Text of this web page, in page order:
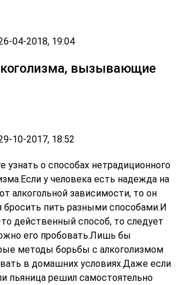
04-2018, 19:04
вызывающие
10-2017, 18:52
о способах нетрадиционного
у человека есть надежда на
алкогольной зависимости, то он
пить разными способами.И
действенный способ, то следует
его пробовать.Лишь бы
методы борьбы с алкоголизмом
в домашних условиях.Даже если
пьяница решил самостоятельно